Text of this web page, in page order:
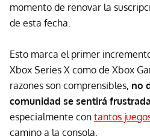
momento de renovar la
de esta fecha.
Esto marca el primer
Xbox Series X como de Xbox
razones son comprensibles, no
comunidad se sentirá frustrada
especialmente con tantos
camino a la consola.